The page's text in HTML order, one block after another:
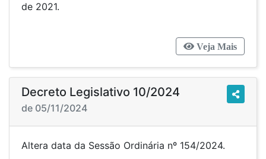
de 2021.
Veja Mais
Decreto Legislativo 10/2024
de 05/11/2024
Altera data da Sessão Ordinária nº 154/2024.